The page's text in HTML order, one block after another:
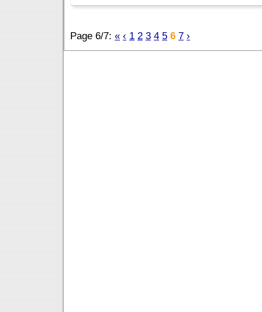
Page 6/7: « ‹ 1 2 3 4 5 6 7 ›